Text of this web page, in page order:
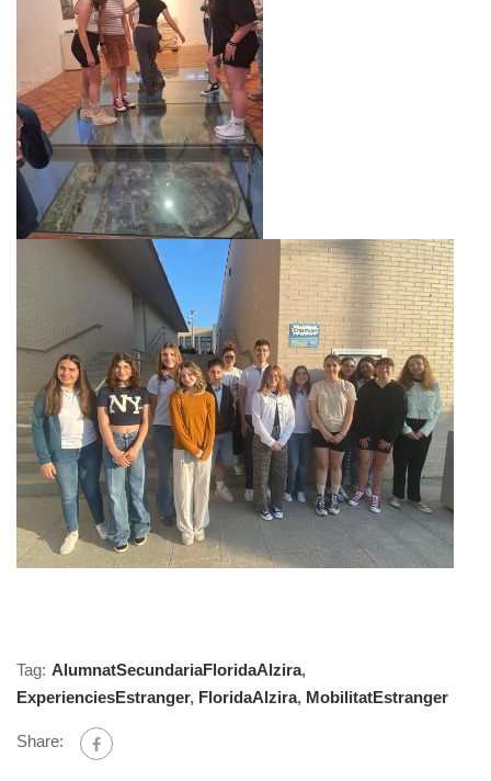
Tag: AlumnatSecundariaFloridaAlzira,
ExperienciesEstranger, FloridaAlzira, MobilitatEstranger
Share: